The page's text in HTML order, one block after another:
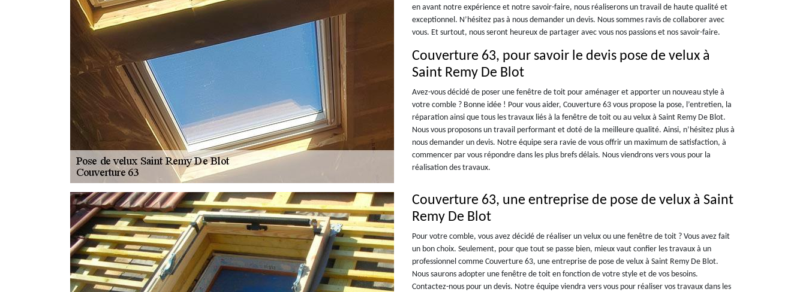
en avant notre expérience et notre savoir-faire, nous réaliserons un travail de haute qualité et
exceptionnel. N’hésitez pas à nous demander un devis. Nous sommes ravis de collaborer avec
vous. Et surtout, nous seront heureux de partager avec vous nos passions et nos savoir-faire.
Couverture 63, pour savoir le devis pose de velux à
Saint Remy De Blot
Avez-vous décidé de poser une fenêtre de toit pour aménager et apporter un nouveau style à
votre comble ? Bonne idée ! Pour vous aider, Couverture 63 vous propose la pose, l’entretien, la
réparation ainsi que tous les travaux liés à la fenêtre de toit ou au velux à Saint Remy De Blot.
Nous vous proposons un travail performant et doté de la meilleure qualité. Ainsi, n’hésitez plus à
nous demander un devis. Notre équipe sera ravie de vous offrir un maximum de satisfaction, à
commencer par vous répondre dans les plus brefs délais. Nous viendrons vers vous pour la
réalisation des travaux.
Couverture 63, une entreprise de pose de velux à Saint
Remy De Blot
Pour votre comble, vous avez décidé de réaliser un velux ou une fenêtre de toit ? Vous avez fait
un bon choix. Seulement, pour que tout se passe bien, mieux vaut confier les travaux à un
professionnel comme Couverture 63, une entreprise de pose de velux à Saint Remy De Blot.
Nous saurons adopter une fenêtre de toit en fonction de votre style et de vos besoins.
Contactez-nous pour un devis. Notre équipe viendra vers vous pour réaliser vos travaux dans les